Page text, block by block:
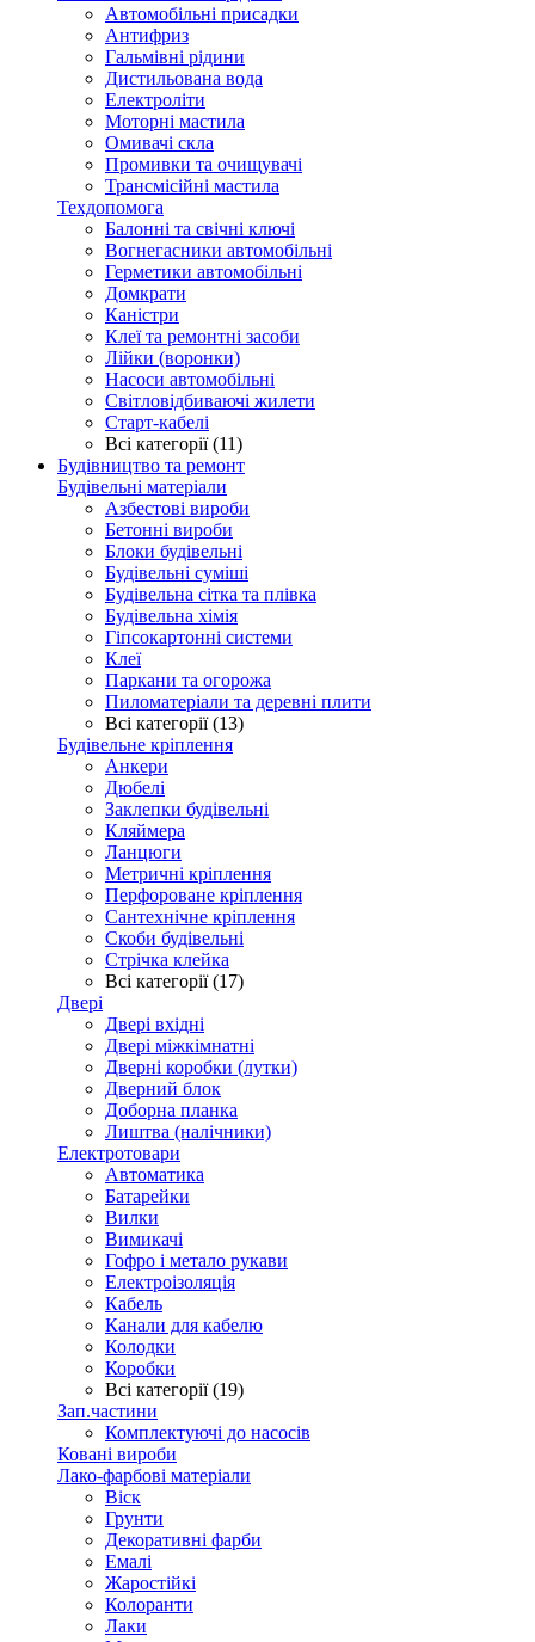
Автомобільні присадки
Антифриз
Гальмівні рідини
Дистильована вода
Електроліти
Моторні мастила
Омивачі скла
Промивки та очищувачі
Трансмісійні мастила
Техдопомога
Балонні та свічні ключі
Вогнегасники автомобільні
Герметики автомобільні
Домкрати
Каністри
Клеї та ремонтні засоби
Лійки (воронки)
Насоси автомобільні
Світловідбиваючі жилети
Старт-кабелі
Всі категорії (11)
Будівництво та ремонт
Будівельні матеріали
Азбестові вироби
Бетонні вироби
Блоки будівельні
Будівельні суміші
Будівельна сітка та плівка
Будівельна хімія
Гіпсокартонні системи
Клеї
Паркани та огорожа
Пиломатеріали та деревні плити
Всі категорії (13)
Будівельне кріплення
Анкери
Дюбелі
Заклепки будівельні
Кляймера
Ланцюги
Метричні кріплення
Перфороване кріплення
Сантехнічне кріплення
Скоби будівельні
Стрічка клейка
Всі категорії (17)
Двері
Двері вхідні
Двері міжкімнатні
Дверні коробки (лутки)
Дверний блок
Доборна планка
Лиштва (налічники)
Електротовари
Автоматика
Батарейки
Вилки
Вимикачі
Гофро і метало рукави
Електроізоляція
Кабель
Канали для кабелю
Колодки
Коробки
Всі категорії (19)
Зап.частини
Комплектуючі до насосів
Ковані вироби
Лако-фарбові матеріали
Віск
Грунти
Декоративні фарби
Емалі
Жаростійкі
Колоранти
Лаки